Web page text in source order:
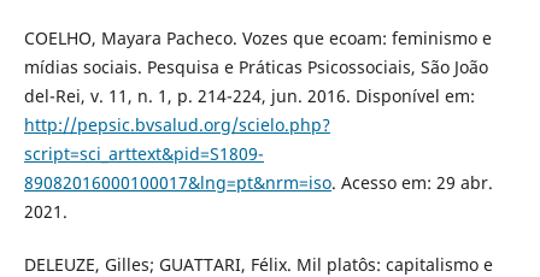
COELHO, Mayara Pacheco. Vozes que ecoam: feminismo e
mídias sociais. Pesquisa e Práticas Psicossociais, São João
del-Rei, v. 11, n. 1, p. 214-224, jun. 2016. Disponível em:
http://pepsic.bvsalud.org/scielo.php?
script=sci_arttext&pid=S1809-
89082016000100017&lng=pt&nrm=iso. Acesso em: 29 abr.
2021.
DELEUZE, Gilles; GUATTARI, Félix. Mil platôs: capitalismo e